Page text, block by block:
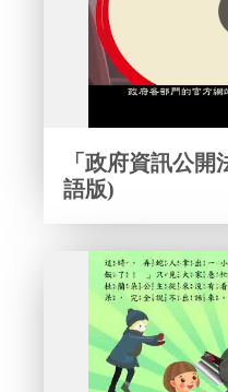
「政府資訊公
語版)